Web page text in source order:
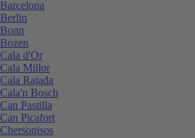
Barcelona
Berlin
Bonn
Bozen
Cala d'Or
Cala Millor
Cala Rajada
Cala'n Bosch
Can Pastilla
Can Picafort
Chersonisos